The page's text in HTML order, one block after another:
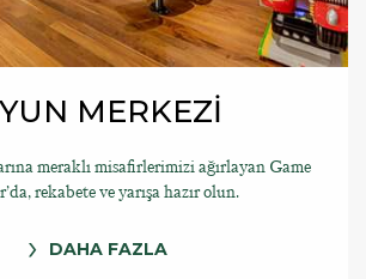
MERKEZİ
meraklı misafirlerimizi ağırlayan Game
rekabete ve yarışa hazır olun.
DAHA FAZLA